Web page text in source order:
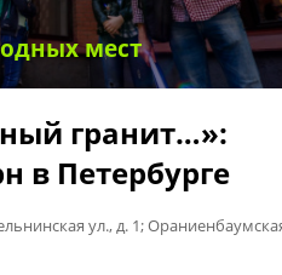
мест
гранит…»:
в Петербурге
ул., д. 1;